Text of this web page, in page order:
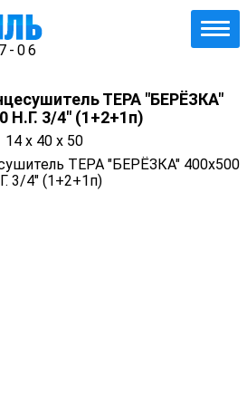
06
ТЕРА "БЕРЁЗКА"
Н.Г. 3/4" (1+2+1п)
14 x 40 x 50